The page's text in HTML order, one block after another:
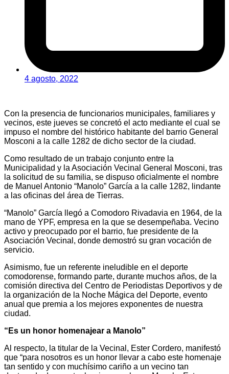
4 agosto, 2022
Con la presencia de funcionarios municipales, familiares y
vecinos, este jueves se concretó el acto mediante el cual se
impuso el nombre del histórico habitante del barrio General
Mosconi a la calle 1282 de dicho sector de la ciudad.
Como resultado de un trabajo conjunto entre la
Municipalidad y la Asociación Vecinal General Mosconi, tras
la solicitud de su familia, se dispuso oficialmente el nombre
de Manuel Antonio “Manolo” García a la calle 1282, lindante
a las oficinas del área de Tierras.
“Manolo” García llegó a Comodoro Rivadavia en 1964, de la
mano de YPF, empresa en la que se desempeñaba. Vecino
activo y preocupado por el barrio, fue presidente de la
Asociación Vecinal, donde demostró su gran vocación de
servicio.
Asimismo, fue un referente ineludible en el deporte
comodorense, formando parte, durante muchos años, de la
comisión directiva del Centro de Periodistas Deportivos y de
la organización de la Noche Mágica del Deporte, evento
anual que premia a los mejores exponentes de nuestra
ciudad.
“Es un honor homenajear a Manolo”
Al respecto, la titular de la Vecinal, Ester Cordero, manifestó
que “para nosotros es un honor llevar a cabo este homenaje
tan sentido y con muchísimo cariño a un vecino tan